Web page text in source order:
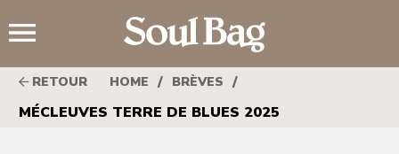
RETOUR HOME / BRÈVES /
MÉCLEUVES TERRE DE BLUES 2025